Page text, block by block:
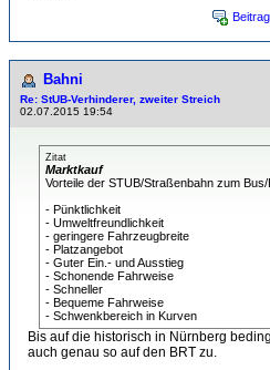
Bahni
Re: StUB-Verhinderer, zweiter Streich
02.07.2015 19:54
Zitat
Marktkauf
Vorteile der STUB/Straßenbahn zum Bus/
- Pünktlichkeit
- Umweltfreundlichkeit
- geringere Fahrzeugbreite
- Platzangebot
- Guter Ein.- und Ausstieg
- Schonende Fahrweise
- Schneller
- Bequeme Fahrweise
- Schwenkbereich in Kurven
Bis auf die historisch in Nürnberg
auch genau so auf den BRT zu.